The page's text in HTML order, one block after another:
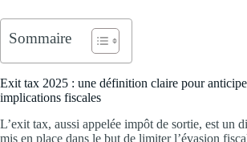
Sommaire
Exit tax 2025 : une définition claire pour
implications fiscales
L’exit tax, aussi appelée impôt de sortie, est un
mis en place dans le but de limiter l’évasion